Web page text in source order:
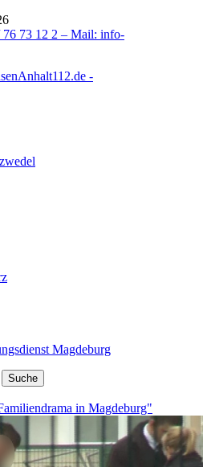
76 73 12 2 – Mail: info-
-
Magdeburg
in Magdeburg"